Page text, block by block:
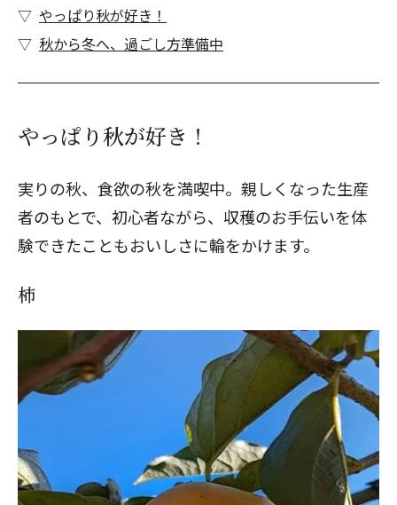
やっぱり秋が好き！
秋から冬へ、過ごし方準備中
やっぱり秋が好き！
実りの秋、食欲の秋を満喫中。親しくなった生産
者のもとで、初心者ながら、収穫のお手伝いを体
験できたこともおいしさに輪をかけます。
柿